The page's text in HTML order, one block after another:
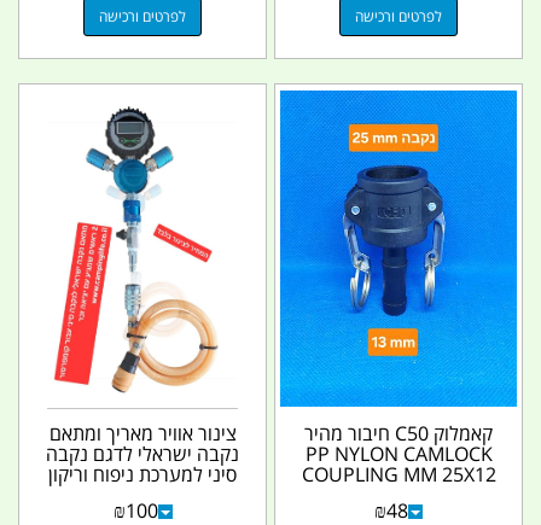
לפרטים ורכישה לפרטים ורכישה
קאמלוק C50 חיבור מהיר
PP NYLON CAMLOCK
COUPLING MM 25X12
₪48
צינור אוויר מאריך ומתאם
נקבה ישראלי לדגם נקבה
סיני למערכת ניפוח וריקון
₪100